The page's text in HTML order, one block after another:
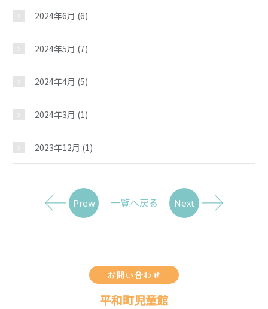
2024年6月 (6)
2024年5月 (7)
2024年4月 (5)
2024年3月 (1)
2023年12月 (1)
Prew 一覧へ戻る Next
お問い合わせ
平和町児童館